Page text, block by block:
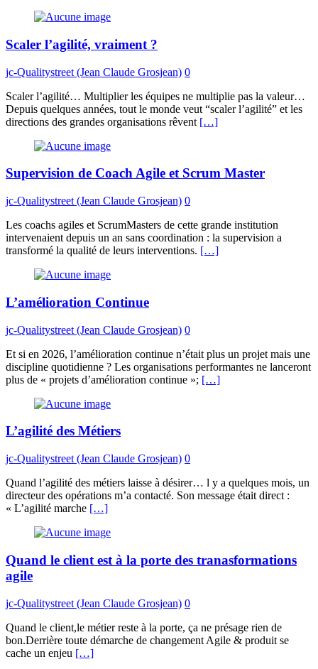
Scaler l’agilité, vraiment ?
jc-Qualitystreet (Jean Claude Grosjean) 0
Scaler l’agilité… Multiplier les équipes ne multiplie pas la valeur…
Depuis quelques années, tout le monde veut “scaler l’agilité” et les
directions des grandes organisations rêvent […]
Supervision de Coach Agile et Scrum Master
jc-Qualitystreet (Jean Claude Grosjean) 0
Les coachs agiles et ScrumMasters de cette grande institution
intervenaient depuis un an sans coordination : la supervision a
transformé la qualité de leurs interventions. […]
L’amélioration Continue
jc-Qualitystreet (Jean Claude Grosjean) 0
Et si en 2026, l’amélioration continue n’était plus un projet mais une
discipline quotidienne ? Les organisations performantes ne lanceront
plus de « projets d’amélioration continue »; […]
L’agilité des Métiers
jc-Qualitystreet (Jean Claude Grosjean) 0
Quand l’agilité des métiers laisse à désirer… l y a quelques mois, un
directeur des opérations m’a contacté. Son message était direct :
« L’agilité marche […]
Quand le client est à la porte des tranasformations
agile
jc-Qualitystreet (Jean Claude Grosjean) 0
Quand le client,le métier reste à la porte, ça ne présage rien de
bon.Derrière toute démarche de changement Agile & produit se
cache un enjeu […]